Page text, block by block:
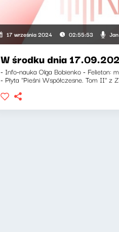
17 września 2024 02:55:53
W środku dnia
- Info-nauka Olga Bobienko - Felieton:
- Płyta ''Pieśni Współczesne. Tom II'' z